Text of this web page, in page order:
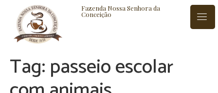
Fazenda Nossa Senhora da
Conceição
BLOG CONTATO
Tag:passeio escolar